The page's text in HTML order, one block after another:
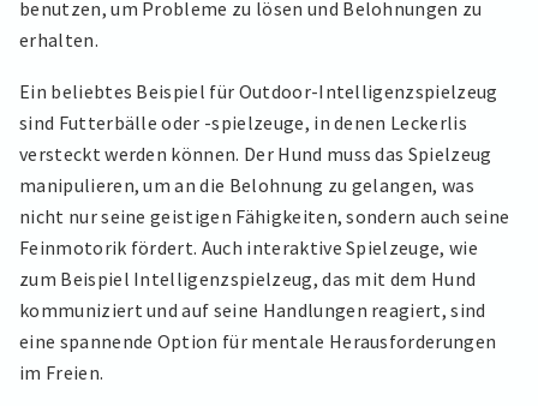
benutzen, um Probleme zu lösen und Belohnungen zu
erhalten.
Ein beliebtes Beispiel für Outdoor-Intelligenzspielzeug
sind Futterbälle oder -spielzeuge, in denen Leckerlis
versteckt werden können. Der Hund muss das Spielzeug
manipulieren, um an die Belohnung zu gelangen, was
nicht nur seine geistigen Fähigkeiten, sondern auch seine
Feinmotorik fördert. Auch interaktive Spielzeuge, wie
zum Beispiel Intelligenzspielzeug, das mit dem Hund
kommuniziert und auf seine Handlungen reagiert, sind
eine spannende Option für mentale Herausforderungen
im Freien.